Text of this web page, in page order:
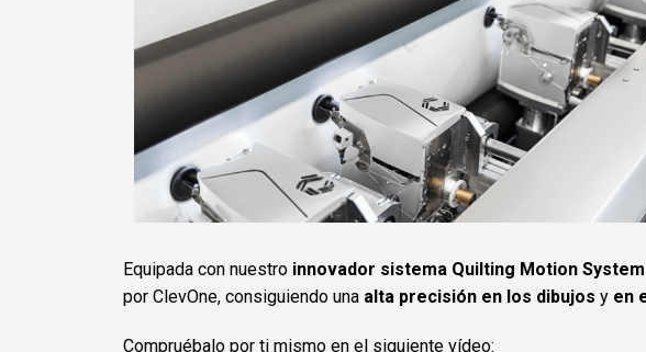
Equipada con nuestro innovador sistema Quilting Motion
por ClevOne, consiguiendo una alta precisión en los dibujos y en
Compruébalo por ti mismo en el siguiente vídeo: